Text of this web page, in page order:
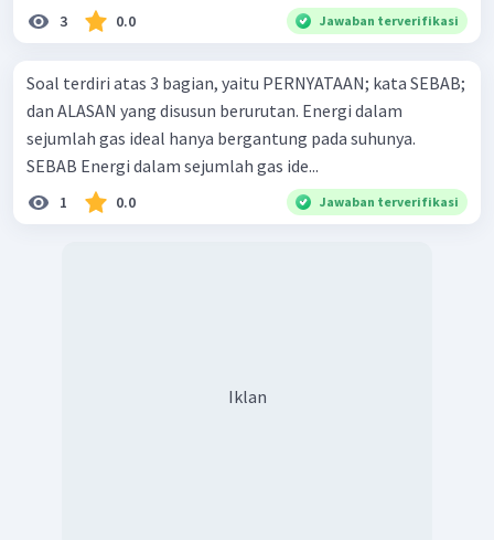
3 0.0 Jawaban terverifikasi
Soal terdiri atas 3 bagian, yaitu PERNYATAAN; kata SEBAB;
dan ALASAN yang disusun berurutan. Energi dalam
sejumlah gas ideal hanya bergantung pada suhunya.
SEBAB Energi dalam sejumlah gas ide...
1 0.0 Jawaban terverifikasi
Iklan